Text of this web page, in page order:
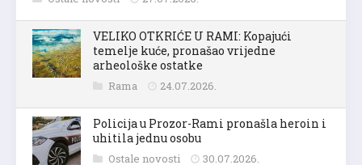
VELIKO OTKRIĆE U RAMI: Kopajući
temelje kuće, pronašao vrijedne
arheološke ostatke
Rama 24.07.2026.
Policija u Prozor-Rami pronašla heroin i
uhitila jednu osobu
Ostale novosti 30.07.2026.